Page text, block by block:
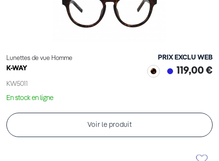
Lunettes de vue Homme
K-WAY
KW5011
PRIX EXCLU WEB
119,00 €
En stock en ligne
Voir le produit